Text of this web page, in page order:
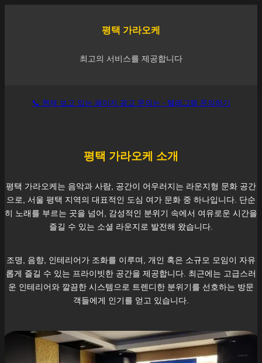
평택 가라오케
최고의 서비스를 제공합니다
📞 현재 보고 있는 페이지 광고 문의는 - 텔레그램 문의하기
평택 가라오케 소개
평택 가라오케는 음악과 사람, 공간이 어우러지는 라운지형 문화 공간
으로, 서울 평택 지역의 대표적인 도심 여가 문화 중 하나입니다. 단순
히 노래를 부르는 곳을 넘어, 감성적인 분위기 속에서 여유로운 시간을
즐길 수 있는 소셜 라운지로 발전해 왔습니다.
조명, 음향, 인테리어가 조화를 이루며, 개인 혹은 소규모 모임이 자유
롭게 즐길 수 있는 프라이빗한 공간을 제공합니다. 최근에는 고급스러
운 인테리어와 깔끔한 시스템으로 트렌디한 분위기를 선호하는 방문
객들에게 인기를 얻고 있습니다.